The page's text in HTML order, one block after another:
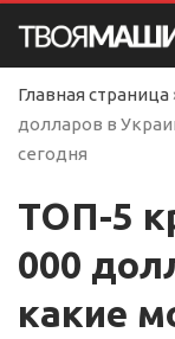
Главная страница
долларов в
сегодня
ТОП-5
000
какие